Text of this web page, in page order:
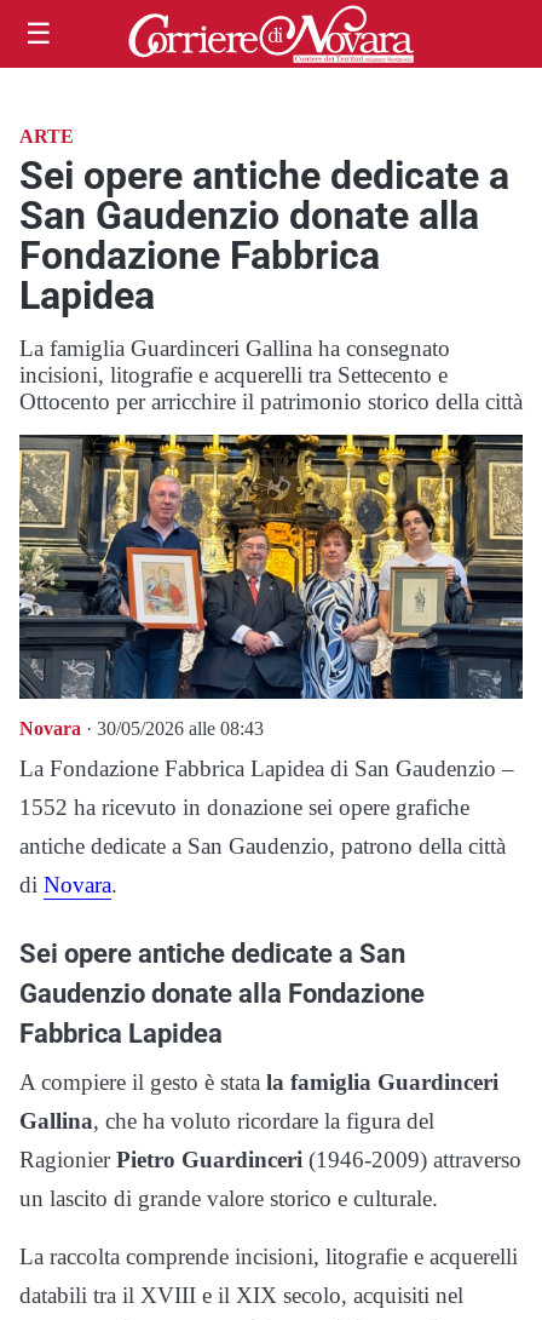
☰
ARTE
Sei opere antiche dedicate a
San Gaudenzio donate alla
Fondazione Fabbrica
Lapidea
La famiglia Guardinceri Gallina ha consegnato
incisioni, litografie e acquerelli tra Settecento e
Ottocento per arricchire il patrimonio storico della città
Novara · 30/05/2026 alle 08:43
La Fondazione Fabbrica Lapidea di San Gaudenzio –
1552 ha ricevuto in donazione sei opere grafiche
antiche dedicate a San Gaudenzio, patrono della città
di Novara.
Sei opere antiche dedicate a San
Gaudenzio donate alla Fondazione
Fabbrica Lapidea
A compiere il gesto è stata la famiglia Guardinceri
Gallina, che ha voluto ricordare la figura del
RagionierPietro Guardinceri (1946-2009) attraverso
un lascito di grande valore storico e culturale.
La raccolta comprende incisioni, litografie e acquerelli
databili tra il XVIII e il XIX secolo, acquisiti nel